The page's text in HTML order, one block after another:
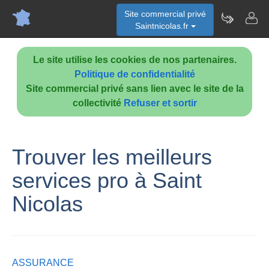
Le site utilise les cookies de nos partenaires.
Politique de confidentialité
Site commercial privé sans lien avec le site de la
collectivité Refuser et sortir
Site commercial privé
Saintnicolas.fr
Trouver les meilleurs
services pro à Saint
Nicolas
ASSURANCE